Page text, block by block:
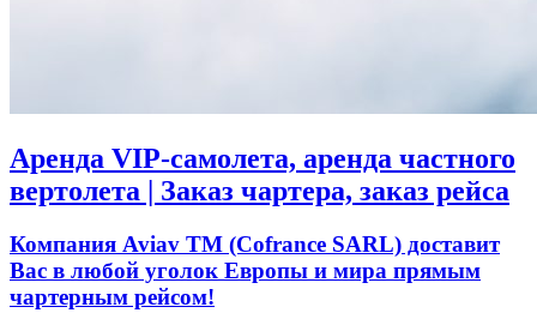
Аренда VIP-самолета, аренда частного
вертолета | Заказ чартера, заказ рейса
Компания Aviav TM (Cofrance SARL) доставит
Вас в любой уголок Европы и мира прямым
чартерным рейсом!